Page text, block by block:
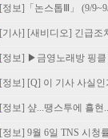
[정보]「논스톱Ⅲ」 (9/
[기사] [새비디오] 긴급조
[정보] ▶금영노래방 핑클
[정보] [Q] 이 기사 사실인
[정보] 샾...땡스투에 횰현
[정보] 9월 6일 TNS 시청